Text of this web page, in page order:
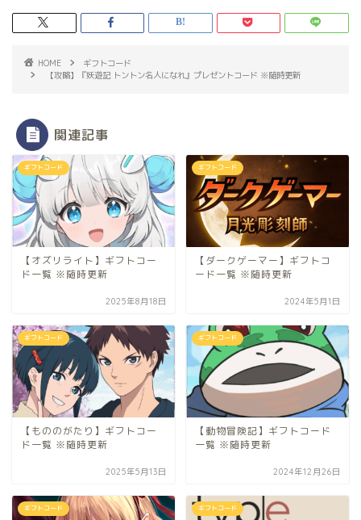
HOME
ギフトコード
【攻略】『妖遊記 トントン名人になれ』プレゼントコード ※随時更新
関連記事
ギフトコード
【オズリライト】ギフトコー
ド一覧 ※随時更新
2025年8月18日
ギフトコード
【ダークゲーマー】ギフトコ
ード一覧 ※随時更新
2024年5月1日
ギフトコード
【もののがたり】ギフトコー
ド一覧 ※随時更新
2025年5月13日
ギフトコード
【動物冒険記】ギフトコード
一覧 ※随時更新
2024年12月26日
ギフトコード ギフトコード